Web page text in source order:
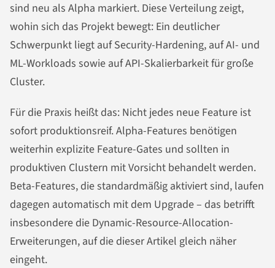
sind neu als Alpha markiert. Diese Verteilung zeigt,
wohin sich das Projekt bewegt: Ein deutlicher
Schwerpunkt liegt auf Security-Hardening, auf AI- und
ML-Workloads sowie auf API-Skalierbarkeit für große
Cluster.
Für die Praxis heißt das: Nicht jedes neue Feature ist
sofort produktionsreif. Alpha-Features benötigen
weiterhin explizite Feature-Gates und sollten in
produktiven Clustern mit Vorsicht behandelt werden.
Beta-Features, die standardmäßig aktiviert sind, laufen
dagegen automatisch mit dem Upgrade – das betrifft
insbesondere die Dynamic-Resource-Allocation-
Erweiterungen, auf die dieser Artikel gleich näher
eingeht.